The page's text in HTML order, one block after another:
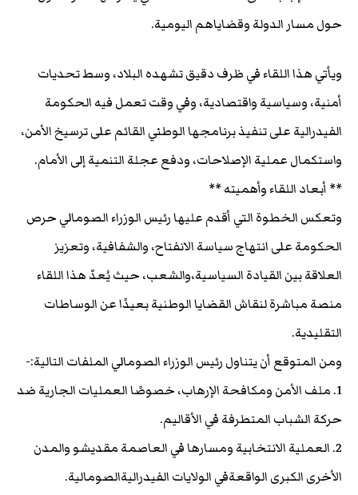
حول مسار الدولة وقضاياهم اليومية.
ويأتي هذا اللقاء في ظرف دقيق تشهده البلاد، وسط تحديات
أمنية، وسياسية واقتصادية، وفي وقت تعمل فيه الحكومة
الفيدرالية على تنفيذ برنامجها الوطني القائم على ترسيخ الأمن،
واستكمال عملية الإصلاحات، ودفع عجلة التنمية إلى الأمام.
** أبعاد اللقاء وأهميته **
وتعكس الخطوة التي أقدم عليها رئيس الوزراء الصومالي حرص
الحكومة على انتهاج سياسة الانفتاح، والشفافية، وتعزيز
العلاقة بين القيادة السياسية،والشعب، حيث يُعدّ هذا اللقاء
منصة مباشرة لنقاش القضايا الوطنية بعيدًا عن الوساطات
التقليدية.
ومن المتوقع أن يتناول رئيس الوزراء الصومالي الملفات التالية:-
1. ملف الأمن ومكافحة الإرهاب، خصوصًا العمليات الجارية ضد
حركة الشباب المتطرفة في الأقاليم.
2. العملية الانتخابية ومسارها في العاصمة مقديشو والمدن
الأخرى الكبرى الواقعةفي الولايات الفيدراليةالصومالية.